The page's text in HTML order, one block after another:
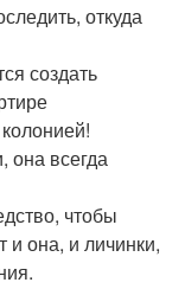
откуда
создать
она всегда
чтобы
и она, и личинки,